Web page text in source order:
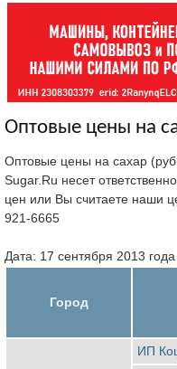
Оптовые цены на
Оптовые цены на сахар
Sugar.Ru несет
цен или Вы считаете наши
921-6665
Дата: 17 сентября 2013 года
Город
ИП